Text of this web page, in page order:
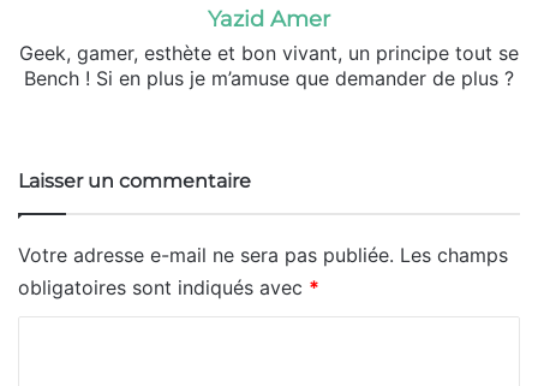
Yazid Amer
Geek, gamer, esthète et bon vivant, un principe tout se
Bench ! Si en plus je m’amuse que demander de plus ?
Laisser un commentaire
Votre adresse e-mail ne sera pas publiée. Les champs
obligatoires sont indiqués avec *